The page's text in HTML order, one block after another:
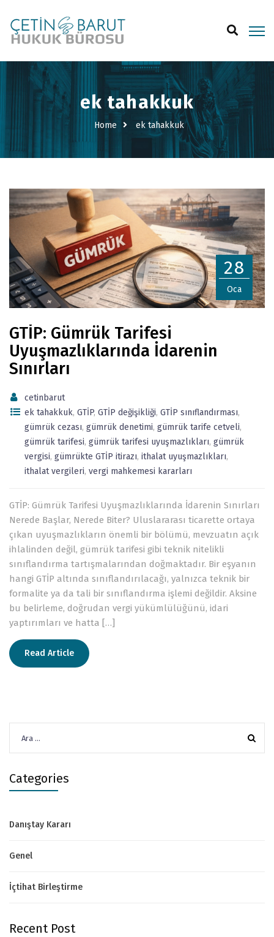
ek tahakkuk
Home ek tahakkuk
28
Oca
GTİP: Gümrük Tarifesi
Uyuşmazlıklarında İdarenin
Sınırları
cetinbarut
ek tahakkuk, GTİP, GTİP değişikliği, GTİP sınıflandırması,
gümrük cezası, gümrük denetimi, gümrük tarife cetveli,
gümrük tarifesi, gümrük tarifesi uyuşmazlıkları, gümrük
vergisi, gümrükte GTİP itirazı, ithalat uyuşmazlıkları,
ithalat vergileri, vergi mahkemesi kararları
GTİP: Gümrük Tarifesi Uyuşmazlıklarında İdarenin Sınırları
Nerede Başlar, Nerede Biter? Uluslararası ticarette ortaya
çıkan uyuşmazlıkların önemli bir bölümü, mevzuatın açık
ihlalinden değil, gümrük tarifesi gibi teknik nitelikli
sınıflandırma tartışmalarından doğmaktadır. Bir eşyanın
hangi GTİP altında sınıflandırılacağı, yalnızca teknik bir
formalite ya da tali bir sınıflandırma işlemi değildir. Aksine
bu belirleme, doğrudan vergi yükümlülüğünü, idari
yaptırımları ve hatta […]
Read Article
Categories
Danıştay Kararı
Genel
İçtihat Birleştirme
Recent Post